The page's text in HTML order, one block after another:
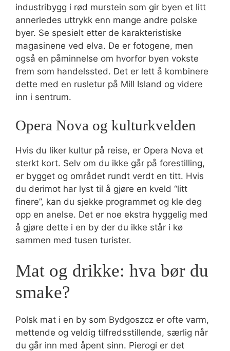
industribygg i rød murstein som gir byen et litt
annerledes uttrykk enn mange andre polske
byer. Se spesielt etter de karakteristiske
magasinene ved elva. De er fotogene, men
også en påminnelse om hvorfor byen vokste
frem som handelssted. Det er lett å kombinere
dette med en rusletur på Mill Island og videre
inn i sentrum.
Opera Nova og kulturkvelden
Hvis du liker kultur på reise, er Opera Nova et
sterkt kort. Selv om du ikke går på forestilling,
er bygget og området rundt verdt en titt. Hvis
du derimot har lyst til å gjøre en kveld “litt
finere”, kan du sjekke programmet og kle deg
opp en anelse. Det er noe ekstra hyggelig med
å gjøre dette i en by der du ikke står i kø
sammen med tusen turister.
Mat og drikke: hva bør du
smake?
Polsk mat i en by som Bydgoszcz er ofte varm,
mettende og veldig tilfredsstillende, særlig når
du går inn med åpent sinn. Pierogi er det